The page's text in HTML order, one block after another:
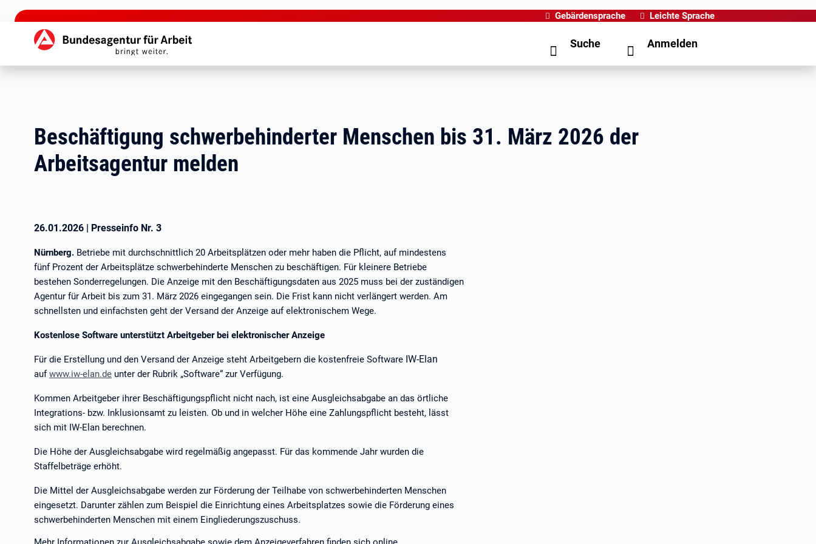
zu den Hauptinhalten springen
Gebärdensprache Leichte Sprache
Hauptnavigation Suche Anmelden
Beschäftigung schwerbehinderter Menschen bis 31. März 2026 der
Arbeitsagentur melden
26.01.2026 | Presseinfo Nr. 3
Nürnberg. Betriebe mit durchschnittlich 20 Arbeitsplätzen oder mehr haben die Pflicht, auf mindestens
fünf Prozent der Arbeitsplätze schwerbehinderte Menschen zu beschäftigen. Für kleinere Betriebe
bestehen Sonderregelungen. Die Anzeige mit den Beschäftigungsdaten aus 2025 muss bei der zuständigen
Agentur für Arbeit bis zum 31. März 2026 eingegangen sein. Die Frist kann nicht verlängert werden. Am
schnellsten und einfachsten geht der Versand der Anzeige auf elektronischem Wege.
Kostenlose Software unterstützt Arbeitgeber bei elektronischer Anzeige
Für die Erstellung und den Versand der Anzeige steht Arbeitgebern die kostenfreie Software IW-Elan
aufwww.iw-elan.de unter der Rubrik „Software“ zur Verfügung.
Kommen Arbeitgeber ihrer Beschäftigungspflicht nicht nach, ist eine Ausgleichsabgabe an das örtliche
Integrations- bzw. Inklusionsamt zu leisten. Ob und in welcher Höhe eine Zahlungspflicht besteht, lässt
sich mit IW-Elan berechnen.
Die Höhe der Ausgleichsabgabe wird regelmäßig angepasst. Für das kommende Jahr wurden die
Staffelbeträge erhöht.
Die Mittel der Ausgleichsabgabe werden zur Förderung der Teilhabe von schwerbehinderten Menschen
eingesetzt. Darunter zählen zum Beispiel die Einrichtung eines Arbeitsplatzes sowie die Förderung eines
schwerbehinderten Menschen mit einem Eingliederungszuschuss.